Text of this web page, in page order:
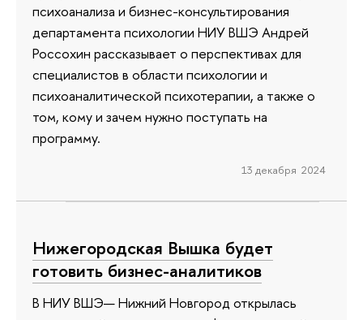
психоанализа и бизнес-консультирования
департамента психологии НИУ ВШЭ Андрей
Россохин рассказывает о перспективах для
специалистов в области психологии и
психоаналитической психотерапии, а также о
том, кому и зачем нужно поступать на
программу.
13 декабря 2024
Нижегородская Вышка будет
готовить бизнес-аналитиков
В НИУ ВШЭ— Нижний Новгород открылась